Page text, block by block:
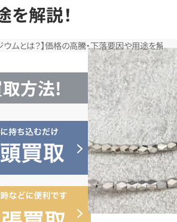
解説！
ウムとは？】価格の高騰・下落要因や用途を解説！
方法!